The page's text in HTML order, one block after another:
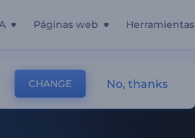
Páginas web Herramientas
CHANGE No, thanks